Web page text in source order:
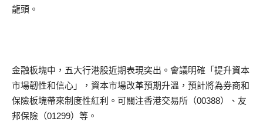
龍頭。
金融板塊中，五大行港股近期表現突出。會議明確「提升資本
市場韌性和信心」，資本市場改革預期升溫，預計將為券商和
保險板塊帶來制度性紅利。可關注香港交易所（00388）、友
邦保險（01299）等。